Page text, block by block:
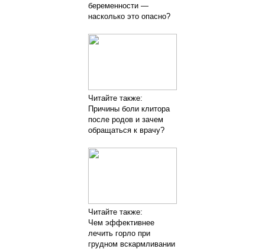
беременности —
насколько это опасно?
Читайте также:
Причины боли клитора
после родов и зачем
обращаться к врачу?
Читайте также:
Чем эффективнее
лечить горло при
грудном вскармливании